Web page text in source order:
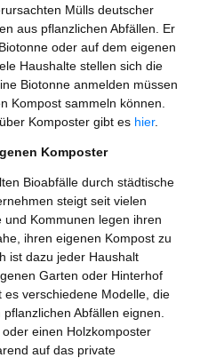
Mülls deutscher
aus pflanzlichen Abfällen. Er
oder auf dem eigenen
Haushalte stellen sich die
Biotonne anmelden müssen
Kompost sammeln können.
Komposter gibt es hier.
Komposter
Bioabfälle durch städtische
steigt seit vielen
und Kommunen legen ihren
ihren eigenen Kompost zu
ist dazu jeder Haushalt
Garten oder Hinterhof
es verschiedene Modelle, die
Abfällen eignen.
einen Holzkomposter
auf das private